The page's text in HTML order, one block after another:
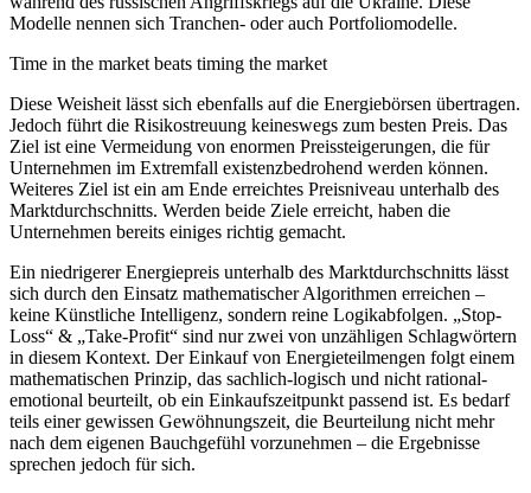
Modelle nennen sich Tranchen- oder auch Portfoliomodelle.
Time in the market beats timing the market
Diese Weisheit lässt sich ebenfalls auf die Energiebörsen übertragen.
Jedoch führt die Risikostreuung keineswegs zum besten Preis. Das
Ziel ist eine Vermeidung von enormen Preissteigerungen, die für
Unternehmen im Extremfall existenzbedrohend werden können.
Weiteres Ziel ist ein am Ende erreichtes Preisniveau unterhalb des
Marktdurchschnitts. Werden beide Ziele erreicht, haben die
Unternehmen bereits einiges richtig gemacht.
Ein niedrigerer Energiepreis unterhalb des Marktdurchschnitts lässt
sich durch den Einsatz mathematischer Algorithmen erreichen –
keine Künstliche Intelligenz, sondern reine Logikabfolgen. „Stop-
Loss“ & „Take-Profit“ sind nur zwei von unzähligen Schlagwörtern
in diesem Kontext. Der Einkauf von Energieteilmengen folgt einem
mathematischen Prinzip, das sachlich-logisch und nicht rational-
emotional beurteilt, ob ein Einkaufszeitpunkt passend ist. Es bedarf
teils einer gewissen Gewöhnungszeit, die Beurteilung nicht mehr
nach dem eigenen Bauchgefühl vorzunehmen – die Ergebnisse
sprechen jedoch für sich.